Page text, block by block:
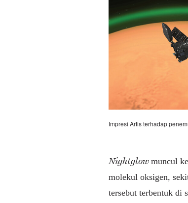
Impresi Artis terhadap
Nightglow muncul
molekul oksigen,
tersebut terbentuk di